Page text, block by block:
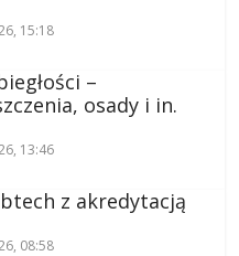
, 15:18
–
osady i in.
, 13:46
z akredytacją
, 08:58